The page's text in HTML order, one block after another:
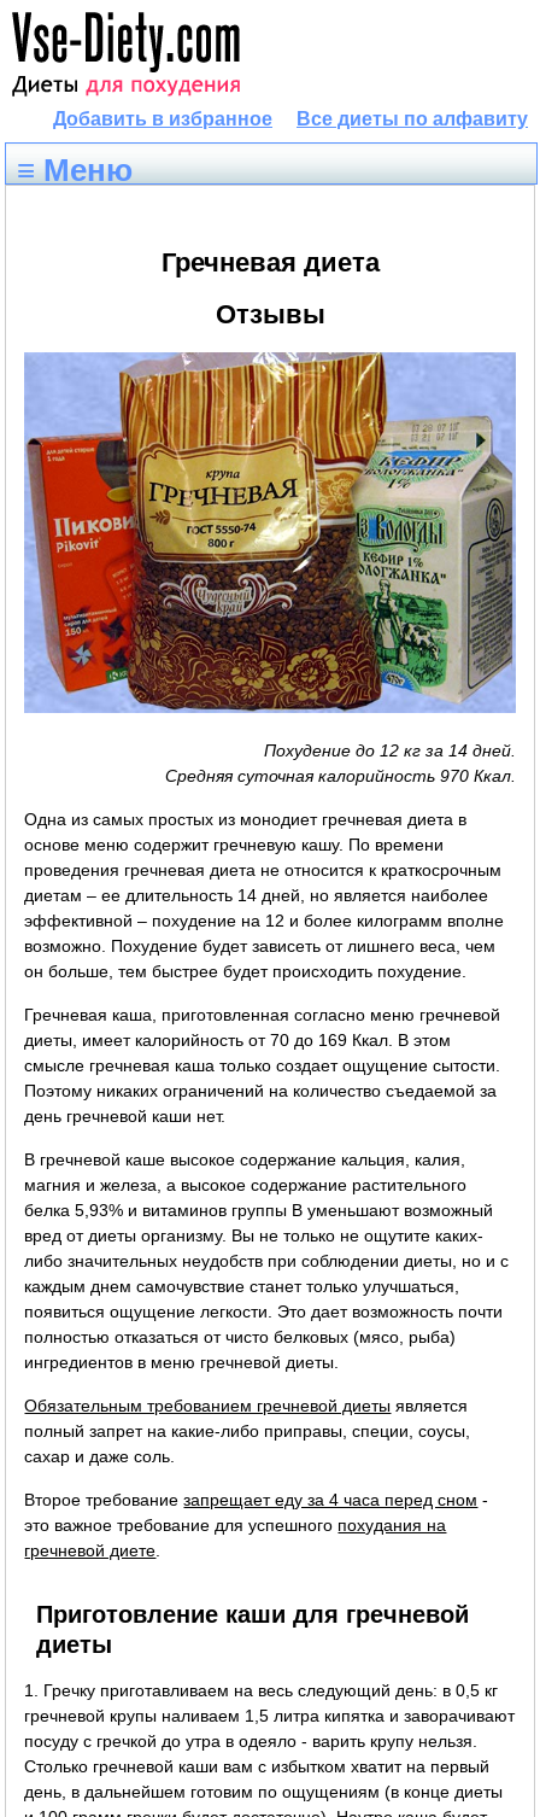
Все диеты по алфавиту
Добавить в избранное
≡ Меню
Гречневая диета
Отзывы
Похудение до 12 кг за 14 дней.
Средняя суточная калорийность 970 Ккал.
Одна из самых простых из монодиет гречневая диета в
основе меню содержит гречневую кашу. По времени
проведения гречневая диета не относится к краткосрочным
диетам – ее длительность 14 дней, но является наиболее
эффективной – похудение на 12 и более килограмм вполне
возможно. Похудение будет зависеть от лишнего веса, чем
он больше, тем быстрее будет происходить похудение.
Гречневая каша, приготовленная согласно меню гречневой
диеты, имеет калорийность от 70 до 169 Ккал. В этом
смысле гречневая каша только создает ощущение сытости.
Поэтому никаких ограничений на количество съедаемой за
день гречневой каши нет.
В гречневой каше высокое содержание кальция, калия,
магния и железа, а высокое содержание растительного
белка 5,93% и витаминов группы B уменьшают возможный
вред от диеты организму. Вы не только не ощутите каких-
либо значительных неудобств при соблюдении диеты, но и с
каждым днем самочувствие станет только улучшаться,
появиться ощущение легкости. Это дает возможность почти
полностью отказаться от чисто белковых (мясо, рыба)
ингредиентов в меню гречневой диеты.
Обязательным требованием гречневой диеты является
полный запрет на какие-либо приправы, специи, соусы,
сахар и даже соль.
Второе требованиезапрещает еду за 4 часа перед сном -
это важное требование для успешного похудания на
гречневой диете
Приготовление каши для гречневой
диеты
1. Гречку приготавливаем на весь следующий день: в 0,5 кг
гречневой крупы наливаем 1,5 литра кипятка и заворачивают
посуду с гречкой до утра в одеяло - варить крупу нельзя.
Столько гречневой каши вам с избытком хватит на первый
день, в дальнейшем готовим по ощущениям (в конце диеты